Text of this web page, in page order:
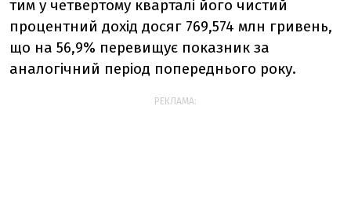
тим у четвертому кварталі його чистий
процентний дохід досяг 769,574 млн гривень,
що на 56,9% перевищує показник за
аналогічний період попереднього року.
РЕКЛАМА: